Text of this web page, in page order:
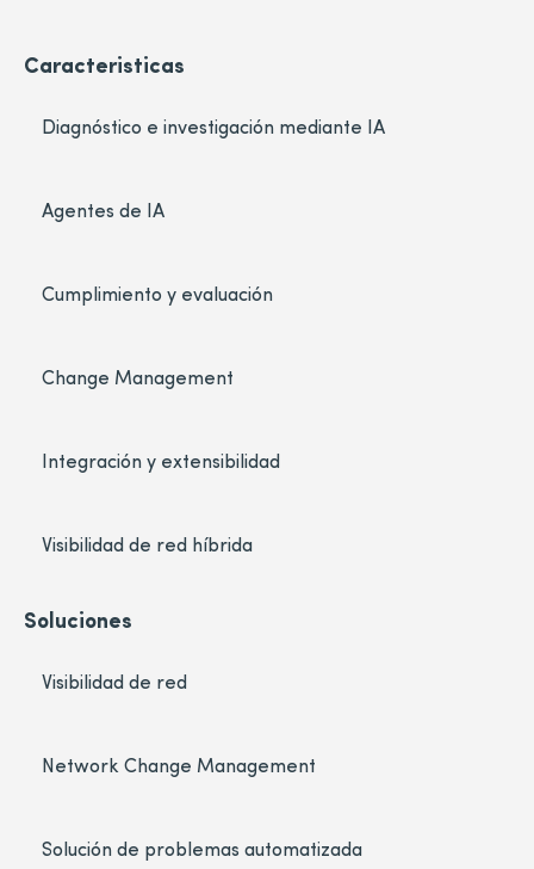
Caracteristicas
Diagnóstico e investigación mediante IA
Agentes de IA
Cumplimiento y evaluación
Change Management
Integración y extensibilidad
Visibilidad de red híbrida
Soluciones
Visibilidad de red
Network Change Management
Solución de problemas automatizada